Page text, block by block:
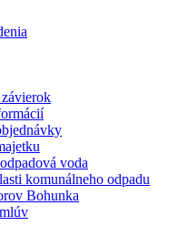
voda
komunálneho odpadu
Bohunka